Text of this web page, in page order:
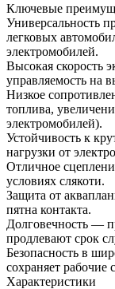
Ключевые
Универсальность
легковых
электромобилей.
Высокая скорость
управляемость на
Низкое
топлива,
электромобилей).
Устойчивость к
нагрузки от
Отличное
условиях слякоти.
Защита от
пятна контакта.
Долговечность —
продлевают срок
Безопасность в
сохраняет рабочие
Характеристики